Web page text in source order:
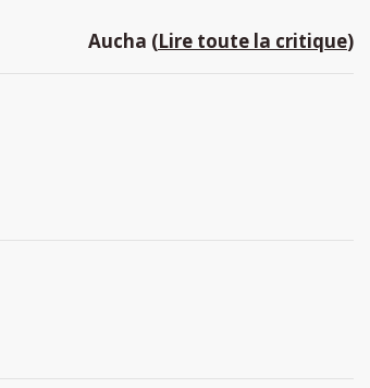
Aucha (Lire toute la critique)